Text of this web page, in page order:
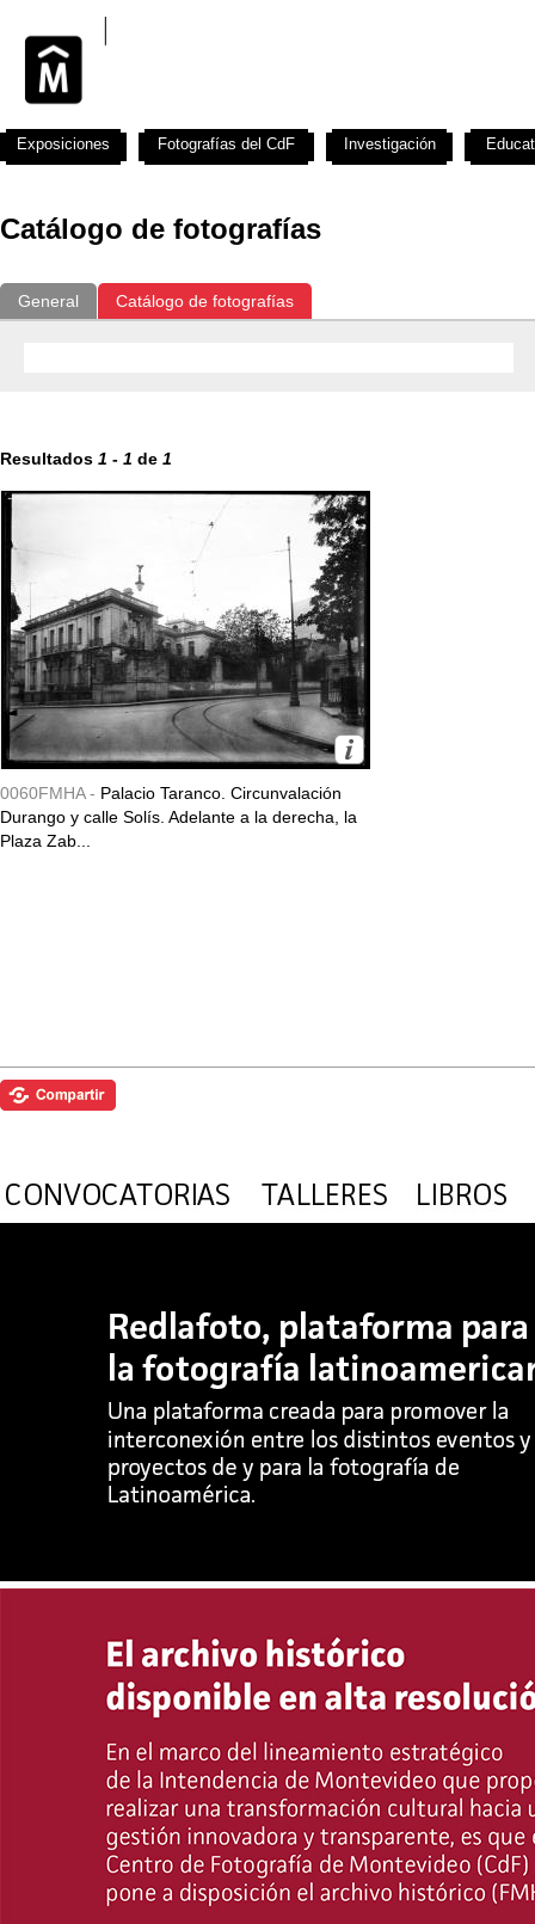
Catálogo de fotografías
General Catálogo de fotografías
Resultados 1 - 1 de 1
0060FMHA - Palacio Taranco. Circunvalación
Durango y calle Solís. Adelante a la derecha, la
Plaza Zab...
Exposiciones Fotografías del CdF Investigación